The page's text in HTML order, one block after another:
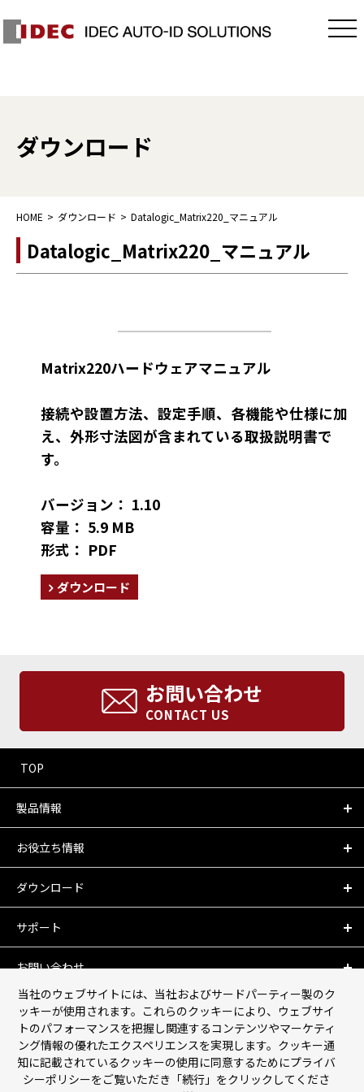
当社のウェブサイトには、当社およびサードパーティー製のク
ッキーが使用されます。これらのクッキーにより、ウェブサイ
トのパフォーマンスを把握し関連するコンテンツやマーケティ
ング情報の優れたエクスペリエンスを実現します。クッキー通
知に記載されているクッキーの使用に同意するためにプライバ
シーポリシーをご覧いただき「続行」をクリックしてくださ
ダウンロード
HOME ダウンロード Datalogic_Matrix220_マニュアル
Datalogic_Matrix220_マニュアル
Matrix220ハードウェアマニュアル
接続や設置方法、設定手順、各機能や仕様に加
え、外形寸法図が含まれている取扱説明書で
す。
バージョン： 1.10
容量： 5.9 MB
形式： PDF
ダウンロード
お問い合わせ
CONTACT US
TOP
製品情報
お役立ち情報
ダウンロード
サポート
お問い合わせ
会社情報
個人情報保護について
利用規約